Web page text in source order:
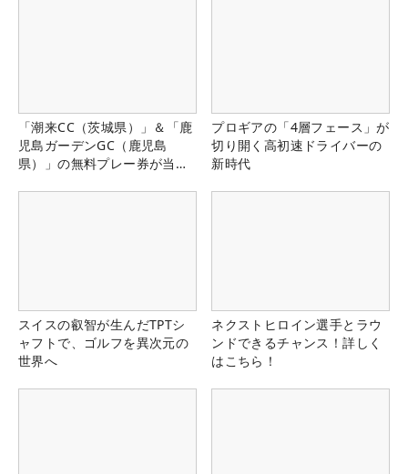
「潮来CC（茨城県）」＆「鹿
児島ガーデンGC（鹿児島
県）」の無料プレー券が当た
プロギアの「4層フェース」が
切り開く高初速ドライバーの
新時代
スイスの叡智が生んだTPTシ
ャフトで、ゴルフを異次元の
世界へ
ネクストヒロイン選手とラウ
ンドできるチャンス！詳しく
はこちら！